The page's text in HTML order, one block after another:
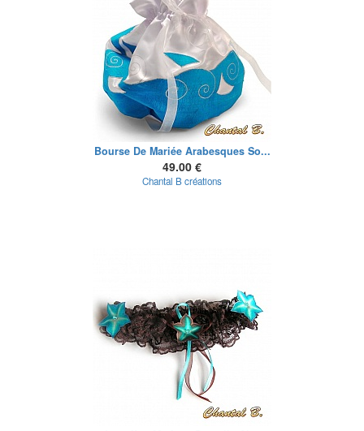
Bourse De Mariée Arabesques So...
49.00 €
Chantal B créations